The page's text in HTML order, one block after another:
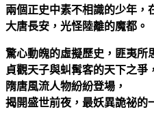
兩個正史中素不相識的少年
大唐長安，光怪陸離的魔都。
驚心動魄的虛擬歷史，匪夷所
貞觀天子與虯髯客的天下之爭，
隋唐風流人物紛紛登場，
揭開盛世前夜，最妖異詭祕的